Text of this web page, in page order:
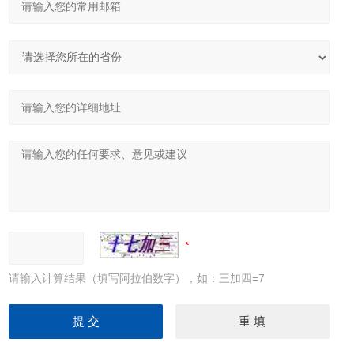
请输入计算结果（填写阿拉伯数字），如：三加四=7